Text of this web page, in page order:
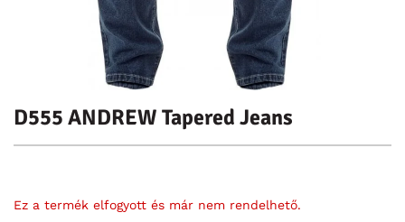
D555 ANDREW Tapered Jeans
Ez a termék elfogyott és már nem rendelhető.